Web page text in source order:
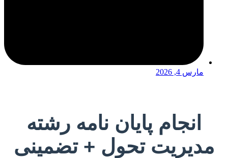
مارس 4, 2026
انجام پایان نامه رشته
مدیریت تحول + تضمینی